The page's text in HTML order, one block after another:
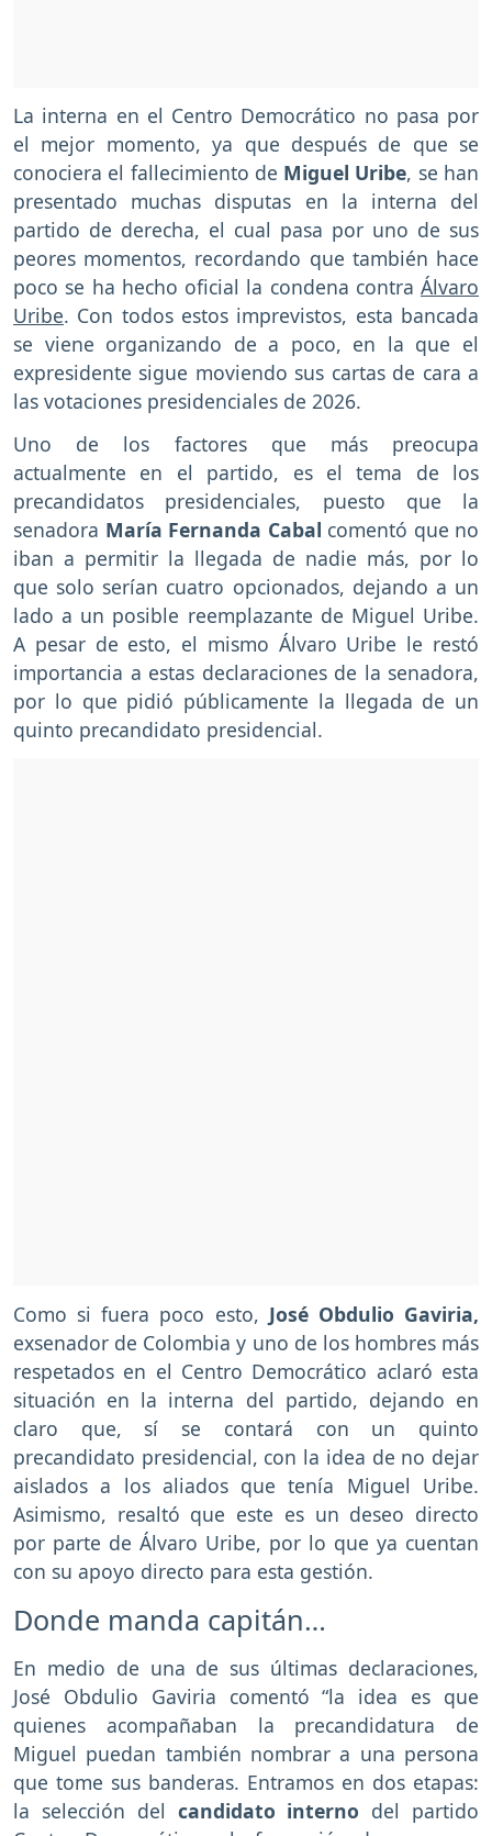
La interna en el Centro Democrático no pasa por
el mejor momento, ya que después de que se
conociera el fallecimiento de Miguel Uribe, se han
presentado muchas disputas en la interna del
partido de derecha, el cual pasa por uno de sus
peores momentos, recordando que también hace
poco se ha hecho oficial la condena contra Álvaro
Uribe. Con todos estos imprevistos, esta bancada
se viene organizando de a poco, en la que el
expresidente sigue moviendo sus cartas de cara a
las votaciones presidenciales de 2026.
Uno de los factores que más preocupa
actualmente en el partido, es el tema de los
precandidatos presidenciales, puesto que la
senadora María Fernanda Cabal comentó que no
iban a permitir la llegada de nadie más, por lo
que solo serían cuatro opcionados, dejando a un
lado a un posible reemplazante de Miguel Uribe.
A pesar de esto, el mismo Álvaro Uribe le restó
importancia a estas declaraciones de la senadora,
por lo que pidió públicamente la llegada de un
quinto precandidato presidencial.
Como si fuera poco esto, José Obdulio Gaviria,
exsenador de Colombia y uno de los hombres más
respetados en el Centro Democrático aclaró esta
situación en la interna del partido, dejando en
claro que, sí se contará con un quinto
precandidato presidencial, con la idea de no dejar
aislados a los aliados que tenía Miguel Uribe.
Asimismo, resaltó que este es un deseo directo
por parte de Álvaro Uribe, por lo que ya cuentan
con su apoyo directo para esta gestión.
Donde manda capitán…
En medio de una de sus últimas declaraciones,
José Obdulio Gaviria comentó “la idea es que
quienes acompañaban la precandidatura de
Miguel puedan también nombrar a una persona
que tome sus banderas. Entramos en dos etapas:
la selección del candidato interno del partido